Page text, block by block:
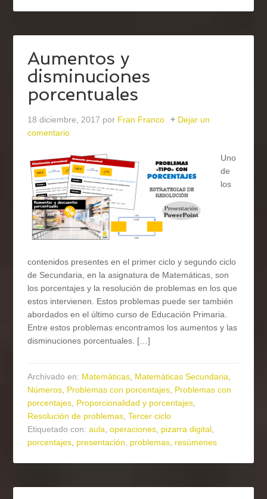
Aumentos y
disminuciones
porcentuales
18 diciembre, 2017 por Fran Franco
Dejar un
comentario
Uno
de
los
contenidos presentes en el primer ciclo y segundo ciclo
de Secundaria, en la asignatura de Matemáticas, son
los porcentajes y la resolución de problemas en los que
estos intervienen. Estos problemas puede ser también
abordados en el último curso de Educación Primaria.
Entre estos problemas encontramos los aumentos y las
disminuciones porcentuales. […]
Archivado en: Matemáticas, Matemáticas Secundaria,
Números, Problemas con porcentajes, Problemas con
porcentajes, Proporcionalidad y porcentajes,
Resolución de problemas,Tercer ciclo
Etiquetado con:aula,operaciones, pizarra digital,
porcentajes, presentación, problemas, resúmenes